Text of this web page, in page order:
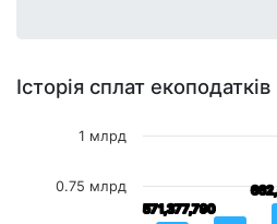
Історія сплат екоподатків
571,377,790
571,377,790
0.75 млрд
1 млрд